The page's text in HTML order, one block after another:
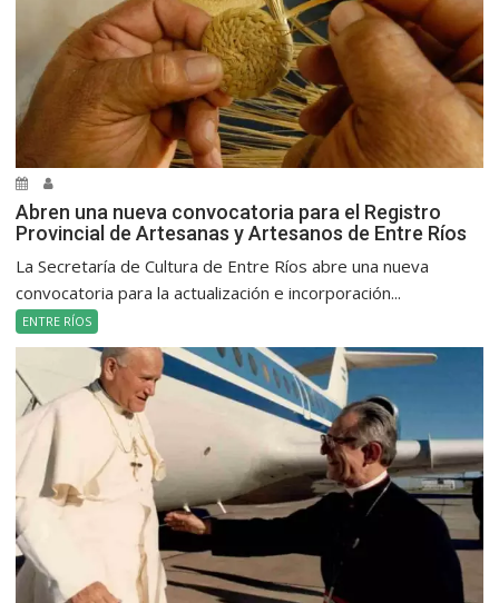
Abren una nueva convocatoria para el Registro
Provincial de Artesanas y Artesanos de Entre Ríos
La Secretaría de Cultura de Entre Ríos abre una nueva
convocatoria para la actualización e incorporación...
ENTRE RÍOS